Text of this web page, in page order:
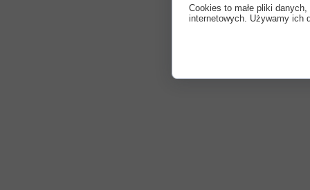
Cookies to małe pliki
internetowych. Używamy ich